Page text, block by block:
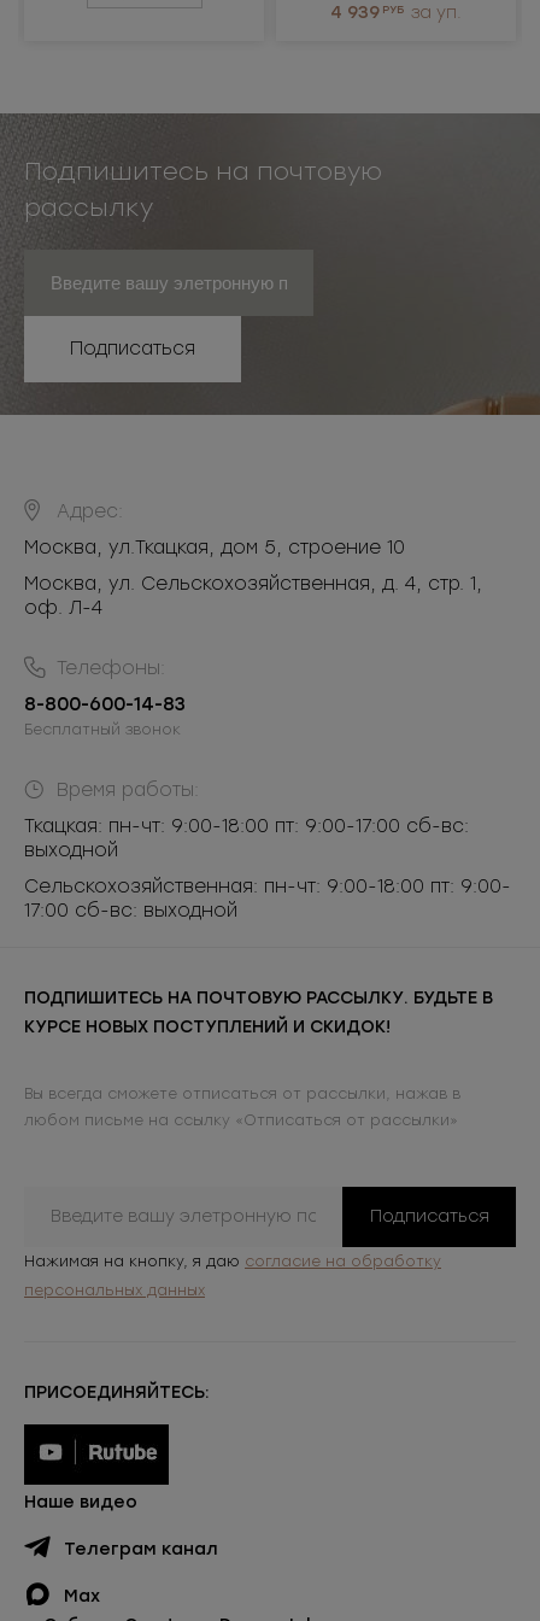
4 939 РУБ за уп.
Подпишитесь на почтовую
рассылку
Подписаться
Адрес:
Москва, ул.Ткацкая, дом 5, строение 10
Москва, ул. Сельскохозяйственная, д. 4, стр. 1,
оф. Л-4
Телефоны:
8-800-600-14-83
Бесплатный звонок
Время работы:
Ткацкая: пн-чт: 9:00-18:00 пт: 9:00-17:00 сб-вс:
выходной
Сельскохозяйственная: пн-чт: 9:00-18:00 пт: 9:00-
17:00 сб-вс: выходной
ПОДПИШИТЕСЬ НА ПОЧТОВУЮ РАССЫЛКУ. БУДЬТЕ В
КУРСЕ НОВЫХ ПОСТУПЛЕНИЙ И СКИДОК!
Вы всегда сможете отписаться от рассылки, нажав в
любом письме на ссылку «Отписаться от рассылки»
Подписаться
Нажимая на кнопку, я даю согласие на обработку
персональных данных
ПРИСОЕДИНЯЙТЕСЬ:
Наше видео
Телеграм канал
Max